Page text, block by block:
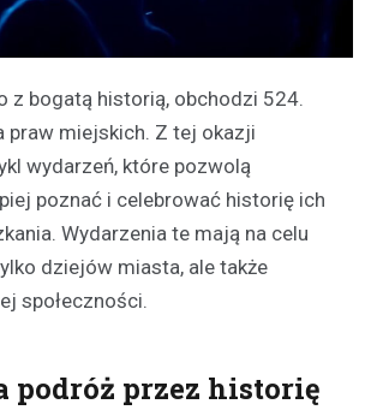
z bogatą historią, obchodzi 524.
praw miejskich. Z tej okazji
wydarzeń, które pozwolą
poznać i celebrować historię ich
Wydarzenia te mają na celu
dziejów miasta, ale także
społeczności.
podróż przez historię